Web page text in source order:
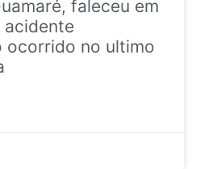
faleceu em
ocorrido no ultimo